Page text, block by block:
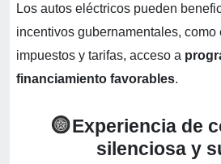
Los autos eléctricos pueden
incentivos gubernamentales,
impuestos y tarifas, acceso a
financiamiento favorables.
Experiencia de
silenciosa y